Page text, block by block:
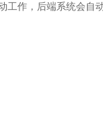
工作，后端系统会自